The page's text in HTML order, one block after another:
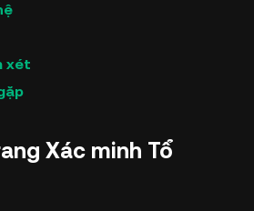
xét
Xác minh Tổ